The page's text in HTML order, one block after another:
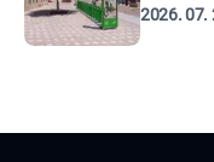
2026. 07.